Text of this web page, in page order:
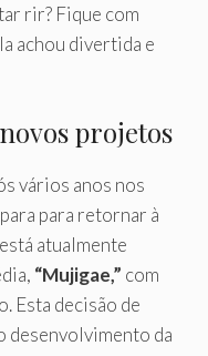
rir? Fique com
achou divertida e
projetos
vários anos nos
para retornar à
atualmente
“Mujigae,” com
Esta decisão de
desenvolvimento da